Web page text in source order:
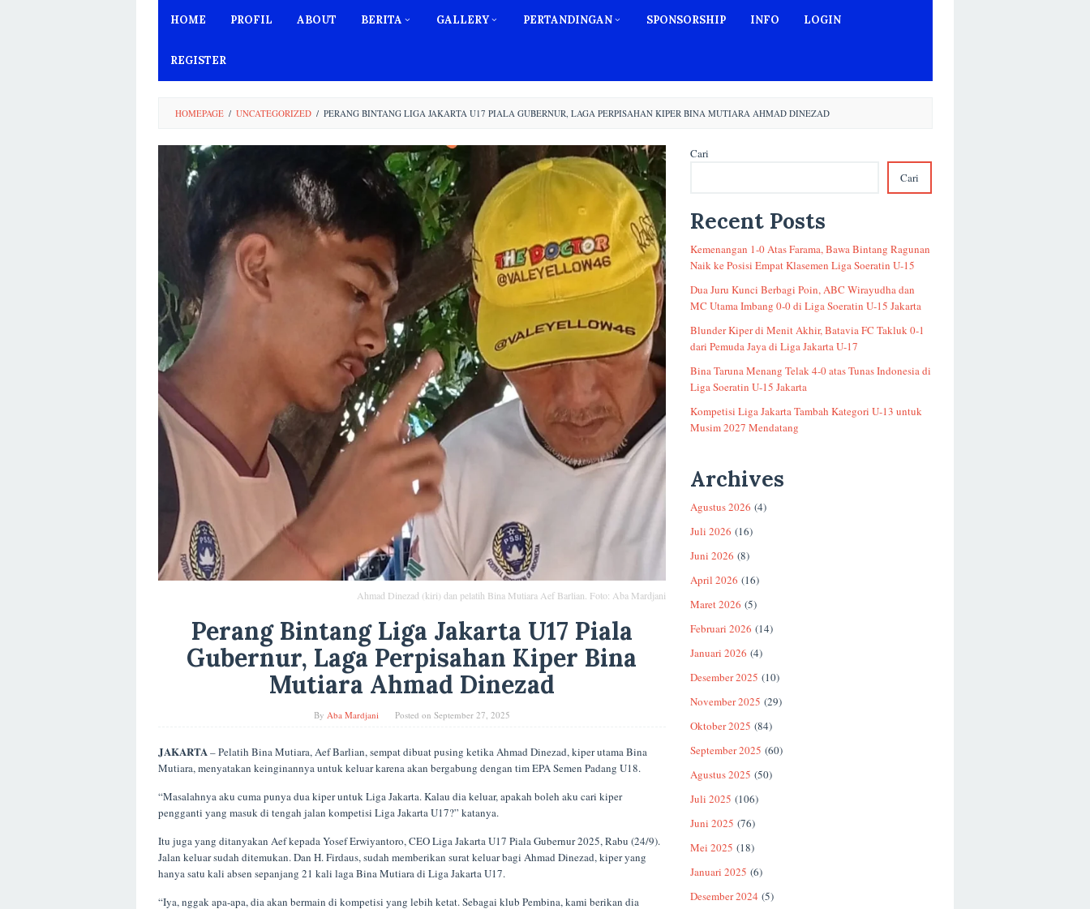
HOME PROFIL ABOUT BERITA GALLERY PERTANDINGAN SPONSORSHIP INFO LOGIN
REGISTER
HOMEPAGE / UNCATEGORIZED / PERANG BINTANG LIGA JAKARTA U17 PIALA GUBERNUR, LAGA PERPISAHAN KIPER BINA MUTIARA AHMAD DINEZAD
Ahmad Dinezad (kiri) dan pelatih Bina Mutiara Aef Barlian. Foto: Aba Mardjani
Perang Bintang Liga Jakarta U17 Piala
Gubernur, Laga Perpisahan Kiper Bina
Mutiara Ahmad Dinezad
By Aba Mardjani Posted on September 27, 2025
JAKARTA– Pelatih Bina Mutiara, Aef Barlian, sempat dibuat pusing ketika Ahmad Dinezad, kiper utama Bina
Mutiara, menyatakan keinginannya untuk keluar karena akan bergabung dengan tim EPA Semen Padang U18.
“Masalahnya aku cuma punya dua kiper untuk Liga Jakarta. Kalau dia keluar, apakah boleh aku cari kiper
pengganti yang masuk di tengah jalan kompetisi Liga Jakarta U17?” katanya.
Itu juga yang ditanyakan Aef kepada Yosef Erwiyantoro, CEO Liga Jakarta U17 Piala Gubernur 2025, Rabu (24/9).
Jalan keluar sudah ditemukan. Dan H. Firdaus, sudah memberikan surat keluar bagi Ahmad Dinezad, kiper yang
hanya satu kali absen sepanjang 21 kali laga Bina Mutiara di Liga Jakarta U17.
“Iya, nggak apa-apa, dia akan bermain di kompetisi yang lebih ketat. Sebagai klub Pembina, kami berikan dia
Cari
Cari
Recent Posts
Kemenangan 1-0 Atas Farama, Bawa Bintang Ragunan
Naik ke Posisi Empat Klasemen Liga Soeratin U-15
Dua Juru Kunci Berbagi Poin, ABC Wirayudha dan
MC Utama Imbang 0-0 di Liga Soeratin U-15 Jakarta
Blunder Kiper di Menit Akhir, Batavia FC Takluk 0-1
dari Pemuda Jaya di Liga Jakarta U-17
Bina Taruna Menang Telak 4-0 atas Tunas Indonesia di
Liga Soeratin U-15 Jakarta
Kompetisi Liga Jakarta Tambah Kategori U-13 untuk
Musim 2027 Mendatang
Archives
Agustus 2026 (4)
Juli 2026 (16)
Juni 2026 (8)
April 2026 (16)
Maret 2026 (5)
Februari 2026 (14)
Januari 2026 (4)
Desember 2025 (10)
November 2025 (29)
Oktober 2025 (84)
September 2025 (60)
Agustus 2025 (50)
Juli 2025 (106)
Juni 2025 (76)
Mei 2025 (18)
Januari 2025 (6)
Desember 2024 (5)